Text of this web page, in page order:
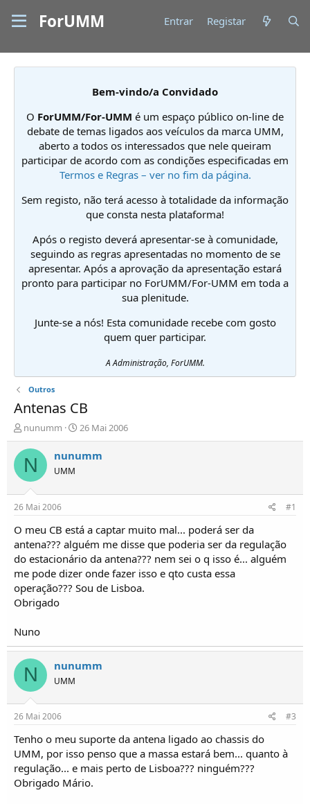
ForUMM Entrar Registar
Bem-vindo/a Convidado
O ForUMM/For-UMM é um espaço público on-line de
debate de temas ligados aos veículos da marca UMM,
aberto a todos os interessados que nele queiram
participar de acordo com as condições especificadas em
Termos e Regras – ver no fim da página.
Sem registo, não terá acesso à totalidade da informação
que consta nesta plataforma!
Após o registo deverá apresentar-se à comunidade,
seguindo as regras apresentadas no momento de se
apresentar. Após a aprovação da apresentação estará
pronto para participar no ForUMM/For-UMM em toda a
sua plenitude.
Junte-se a nós! Esta comunidade recebe com gosto
quem quer participar.
A Administração, ForUMM.
Outros
Antenas CB
I
n
i
c
i
d
o
r
d
e
T
ó
p
i
s
nunumm
D
a
t
í
i
o
26 Mai 2006
N nunumm
UMM
26 Mai 2006 #1
O meu CB está a captar muito mal... poderá ser da
antena??? alguém me disse que poderia ser da regulação
do estacionário da antena??? nem sei o q isso é... alguém
me pode dizer onde fazer isso e qto custa essa
operação??? Sou de Lisboa.
Obrigado
Nuno
N nunumm
UMM
26 Mai 2006 #3
Tenho o meu suporte da antena ligado ao chassis do
UMM, por isso penso que a massa estará bem... quanto à
regulação... e mais perto de Lisboa??? ninguém???
Obrigado Mário.